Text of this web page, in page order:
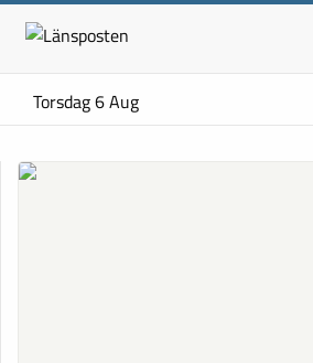
Torsdag 6 Aug